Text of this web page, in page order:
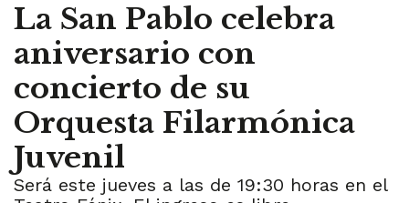
La San Pablo celebra
aniversario con
concierto de su
Orquesta Filarmónica
Juvenil
Será este jueves a las de 19:30 horas en el